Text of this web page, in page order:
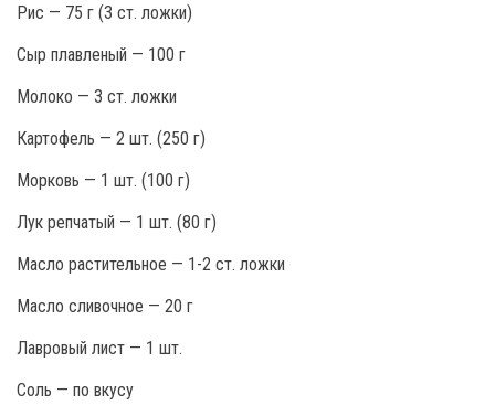
Рис — 75 г (3 ст. ложки)
Сыр плавленый — 100 г
Молоко — 3 ст. ложки
Картофель — 2 шт. (250 г)
Морковь — 1 шт. (100 г)
Лук репчатый — 1 шт. (80 г)
Масло растительное — 1-2 ст. ложки
Масло сливочное — 20 г
Лавровый лист — 1 шт.
Соль — по вкусу